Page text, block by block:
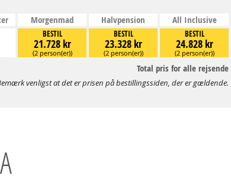
Morgenmad Halvpension All Inclusive
BESTIL
21.728 kr
(2 person(er))
BESTIL
23.328 kr
(2 person(er))
BESTIL
24.828 kr
(2 person(er))
Total pris for alle rejsende
venligst at det er prisen på bestillingssiden, der er gældende.